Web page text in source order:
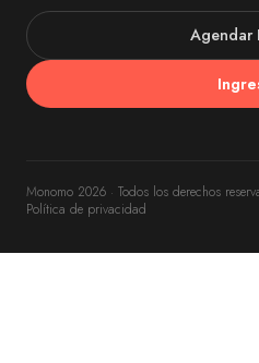
Agendar
Monomo 2026 · Todos los derechos
Política de privacidad